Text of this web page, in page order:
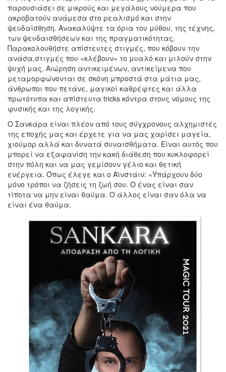
παρουσιάσει σε μικρούς και μεγάλους νούμερα που
ακροβατούν ανάμεσα στο ρεαλισμό και στην
ψευδαίσθηση. Ανακαλύψτε τα όρια του μύθου, της τέχνης,
των ψευδαισθήσεων και της πραγματικότητας.
Παρακολουθήστε απίστευτες στιγμές, που κόβουν την
ανάσα,στιγμές που «κλέβουν» το μυαλό και μιλούν στην
ψυχή μας. Αιώρηση αντικειμένων, αντικείμενα που
μεταμορφώνονται σε σκόνη μπροστά στα μάτια μας,
άνθρωποι που πετάνε, μαγικοί καθρέφτες και άλλα
πρωτότυπα και απίστευτα tricks κόντρα στους νόμους της
φυσικής και της λογικής.
Ο Σανκάρα είναι πλέον από τους σύγχρονους αλχημιστές
της εποχής μας και έρχετε για να μας χαρίσει μαγεία,
χιούμορ αλλά και δυνατά συναισθήματα. Είναι αυτός που
μπορεί να εξαφανίση την κακή διάθεση που κυκλοφορεί
στην πόλη και να μας γεμίσουν γέλιο και θετική
ενέργεια. Όπως έλεγε και ο Αϊνστάιν: «Υπάρχουν δύο
μόνο τρόποι να ζήσεις τη ζωή σου. Ο ένας είναι σαν
τίποτα να μην είναι θαύμα. Ο άλλος είναι σαν όλα να
είναι ένα θαύμα.